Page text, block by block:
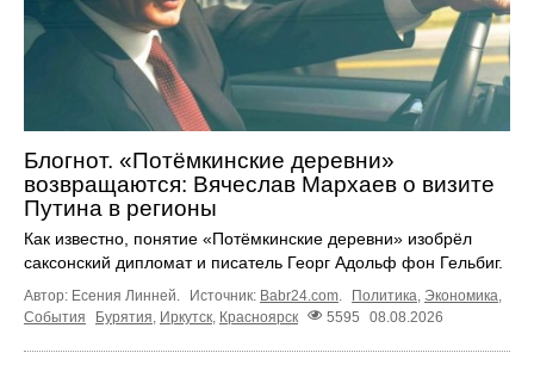
Блогнот. «Потёмкинские деревни»
возвращаются: Вячеслав Мархаев о визите
Путина в регионы
Как известно, понятие «Потёмкинские деревни» изобрёл
саксонский дипломат и писатель Георг Адольф фон Гельбиг.
Автор: Есения Линней. Источник: Babr24.com. Политика, Экономика,
События
Бурятия Иркутск Красноярск 5595 08.08.2026